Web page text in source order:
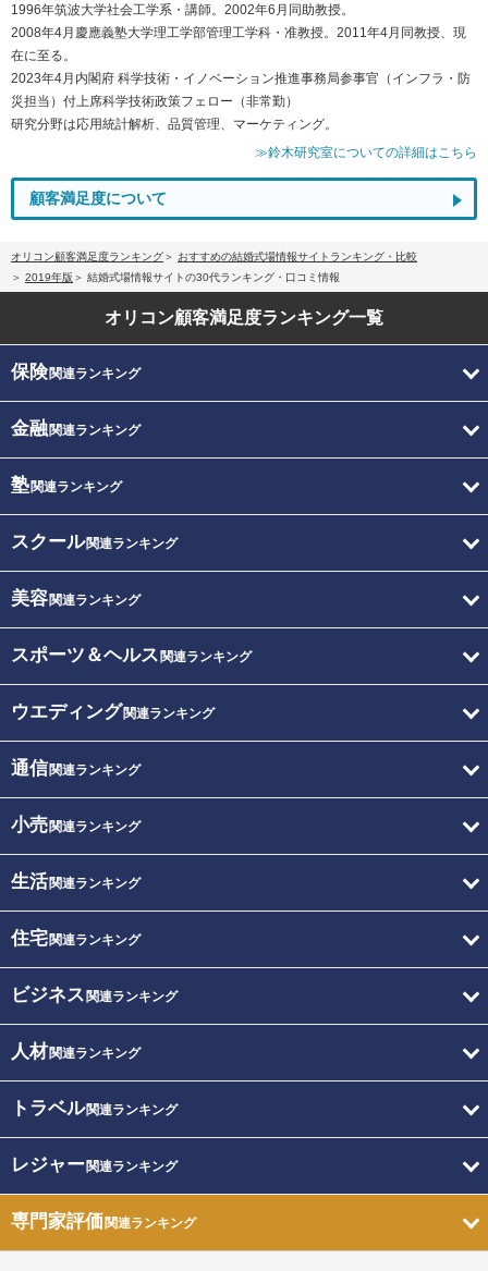
1996年筑波大学社会工学系・講師。2002年6月同助教授。
2008年4月慶應義塾大学理工学部管理工学科・准教授。2011年4月同教授、現
在に至る。
2023年4月内閣府 科学技術・イノベーション推進事務局参事官（インフラ・防
災担当）付上席科学技術政策フェロー（非常勤）
研究分野は応用統計解析、品質管理、マーケティング。
≫鈴木研究室についての詳細はこちら
顧客満足度について
オリコン顧客満足度ランキング
おすすめの結婚式場情報サイトランキング・比較
2019年版
結婚式場情報サイトの30代ランキング・口コミ情報
オリコン顧客満足度ランキング一覧
保険関連ランキング
金融関連ランキング
塾関連ランキング
スクール関連ランキング
美容関連ランキング
スポーツ＆ヘルス 関連ランキング
ウエディング関連ランキング
通信関連ランキング
小売関連ランキング
生活関連ランキング
住宅関連ランキング
ビジネス 関連ランキング
人材関連ランキング
トラベル関連ランキング
レジャー関連ランキング
専門家評価関連ランキング